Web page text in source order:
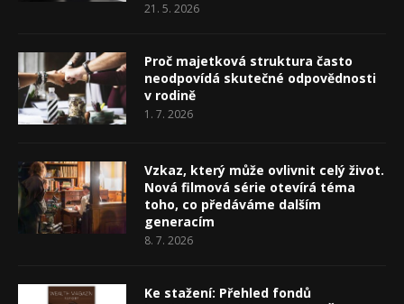
21. 5. 2026
Proč majetková struktura často
neodpovídá skutečné odpovědnosti
v rodině
1. 7. 2026
Vzkaz, který může ovlivnit celý život.
Nová filmová série otevírá téma
toho, co předáváme dalším
generacím
8. 7. 2026
Ke stažení: Přehled fondů